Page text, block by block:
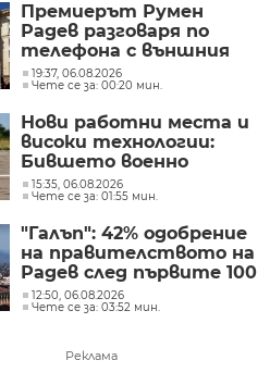
перспективи
Премиерът Румен
Радев разговаря по
телефона с външния
министър на
Великобритания Ед
Милибанд
19:37, 06.08.2026
Чете се за: 00:20 мин.
Нови работни места и
високи технологии:
Бившето военно
летище в Доброславци
се превръща в голям
космически център
15:35, 06.08.2026
Чете се за: 01:55 мин.
"Галъп": 42% одобрение
на правителството на
Радев след първите 100
дни управление
12:50, 06.08.2026
Чете се за: 03:52 мин.
Реклама